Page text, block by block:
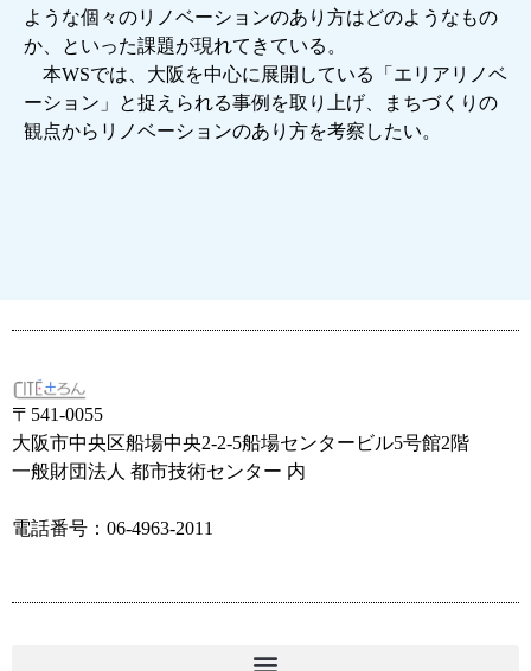
ような個々のリノベーションのあり方はどのようなもの
か、といった課題が現れてきている。
本WSでは、大阪を中心に展開している「エリアリノベ
ーション」と捉えられる事例を取り上げ、まちづくりの
観点からリノベーションのあり方を考察したい。
〒541-0055
大阪市中央区船場中央2-2-5船場センタービル5号館2階
一般財団法人 都市技術センター 内
電話番号：06-4963-2011